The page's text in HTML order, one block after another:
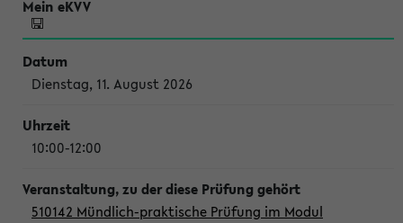
Dienstag, 11. August 2026
10:00-12:00
510142 Mündlich-praktische Prüfung im Modul